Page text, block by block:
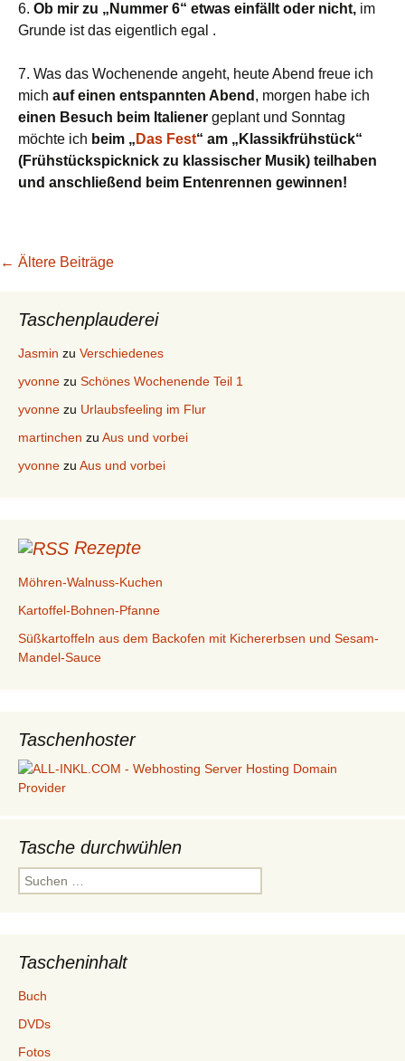
6. Ob mir zu „Nummer 6“ etwas einfällt oder nicht, im
Grunde ist das eigentlich egal .
7. Was das Wochenende angeht, heute Abend freue ich
mich auf einen entspannten Abend , morgen habe ich
einen Besuch beim Italiener geplant und Sonntag
möchte ich beim „ Das Fest“ am „Klassikfrühstück“
(Frühstückspicknick zu klassischer Musik) teilhaben
und anschließend beim Entenrennen gewinnen!
Beitragsnavigation
← Ältere Beiträge
Taschenplauderei
Jasmin zu Verschiedenes
yvonne zu Schönes Wochenende Teil 1
yvonne zu Urlaubsfeeling im Flur
martinchen zu Aus und vorbei
yvonne zu Aus und vorbei
Rezepte
Möhren-Walnuss-Kuchen
Kartoffel-Bohnen-Pfanne
Süßkartoffeln aus dem Backofen mit Kichererbsen und Sesam-
Mandel-Sauce
Taschenhoster
Tasche durchwühlen
Suchen
nach:
Tascheninhalt
Buch
DVDs
Fotos